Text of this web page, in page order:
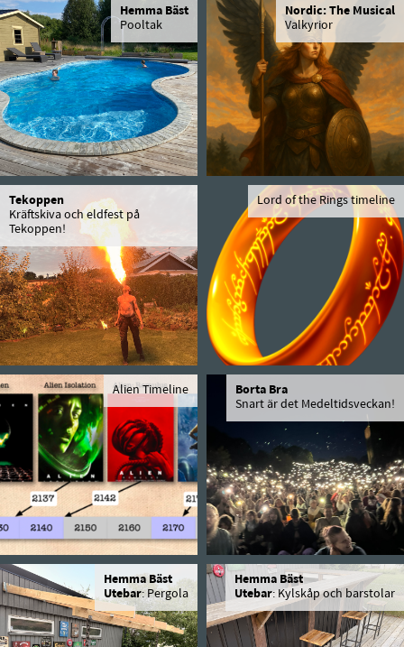
Hemma Bäst
Pooltak
Nordic: The Musical
Valkyrior
Tekoppen
Kräftskiva och eldfest på
Tekoppen!
Lord of the Rings timeline
Alien Timeline
Borta Bra
Snart är det Medeltidsveckan!
Hemma Bäst
Utebar: Pergola
Hemma Bäst
Utebar: Kylskåp och barstolar